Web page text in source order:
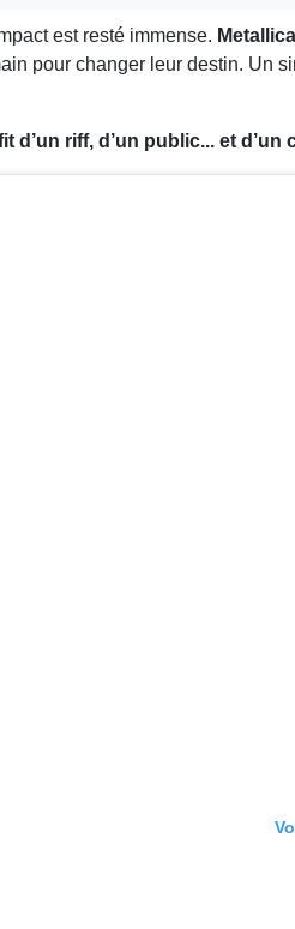
est resté immense. Metallica
pour changer leur destin. Un
d’un riff, d’un public... et